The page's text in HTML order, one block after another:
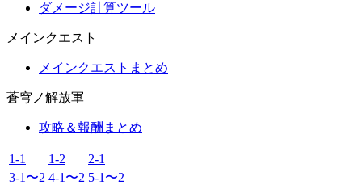
ダメージ計算ツール
メインクエスト
メインクエストまとめ
蒼穹ノ解放軍
攻略＆報酬まとめ
1-1 1-2
2-1
3-1〜2 4-1〜2 5-1〜2